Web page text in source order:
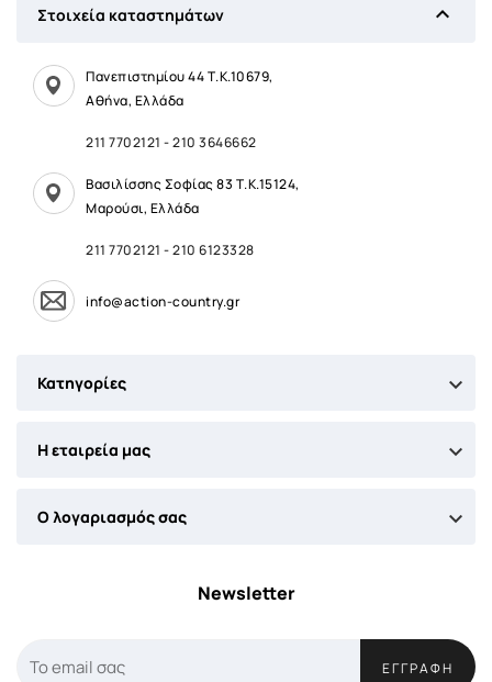
Στοιχεία καταστημάτων 
Πανεπιστημίου 44 Τ.Κ.10679,
Αθήνα, Ελλάδα
211 7702121 -210 3646662
Βασιλίσσης Σοφίας 83 Τ.Κ.15124,
Μαρούσι, Ελλάδα
211 7702121 -210 6123328
info@action-country.gr
Κατηγορίες 
Η εταιρεία μας 
Ο λογαριασμός σας 
Newsletter
ΕΓΓΡΑΦΉ